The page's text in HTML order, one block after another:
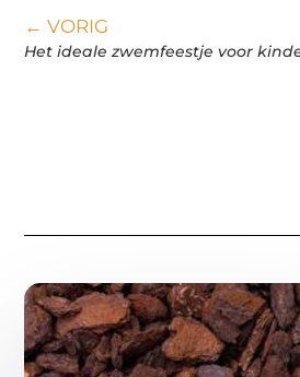
← VORIG
Het ideale zwemfeestje voor